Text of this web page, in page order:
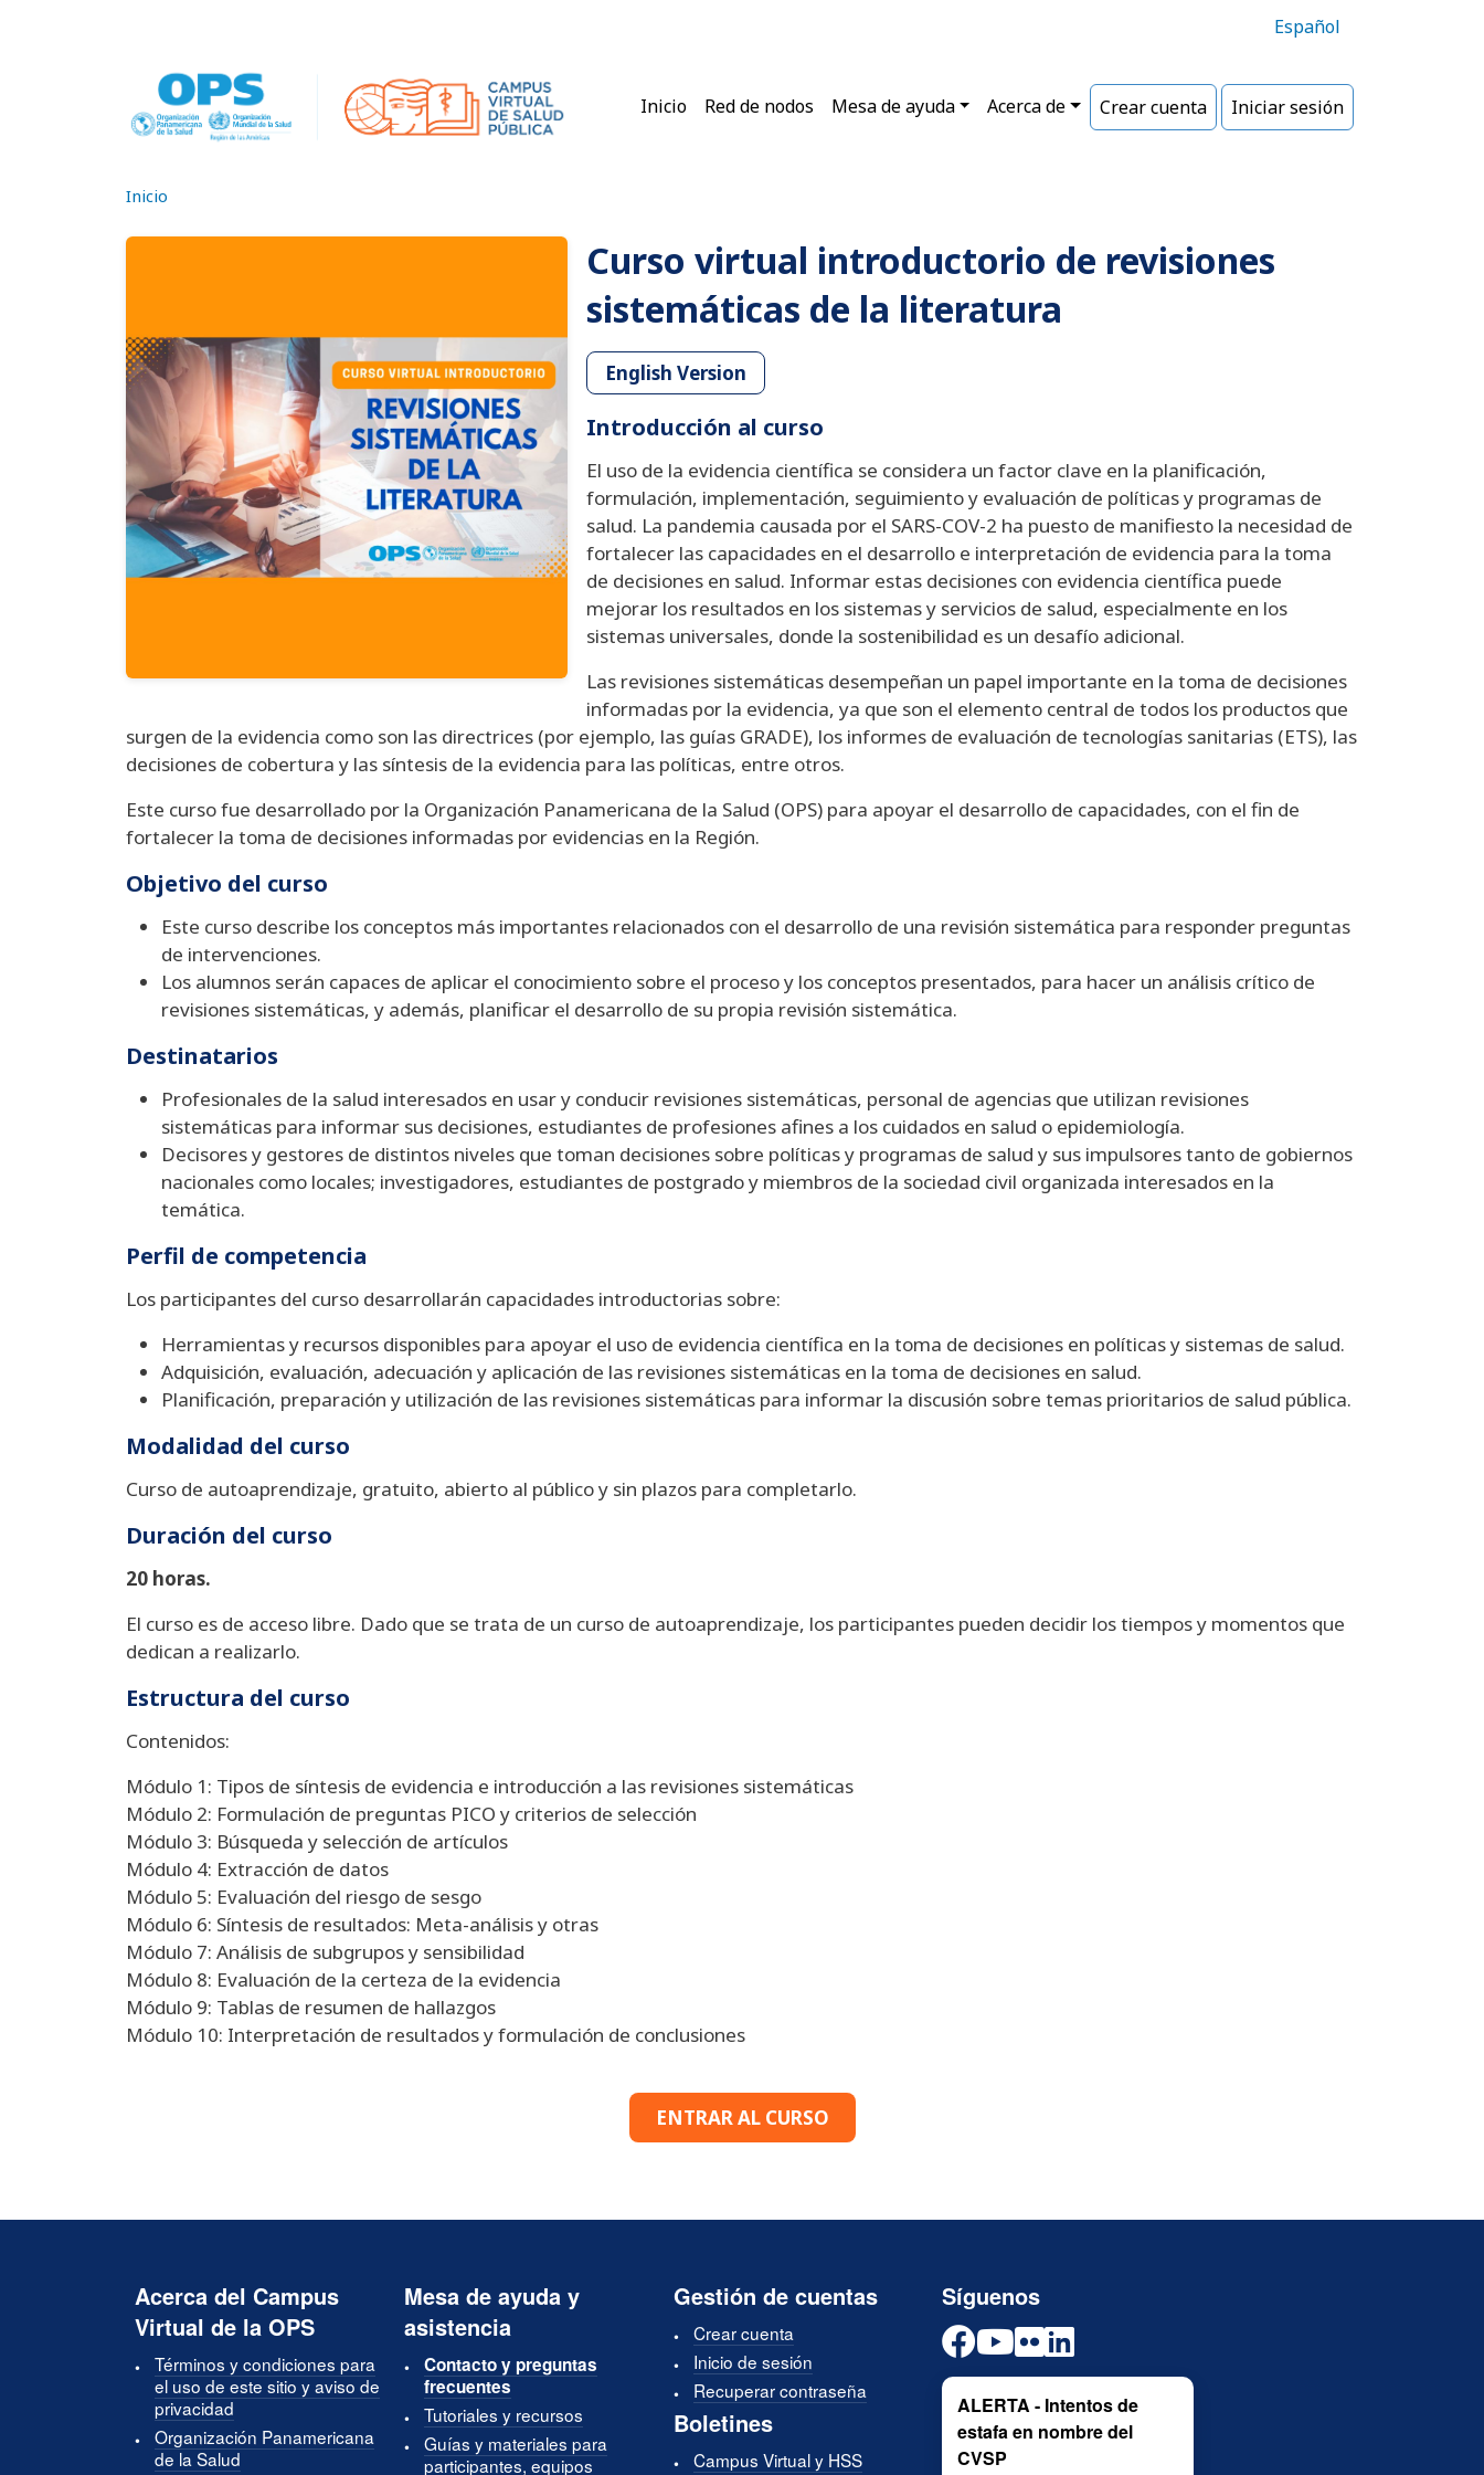
Español
Main navigation
Inicio Red de nodos Mesa de ayuda Acerca de Crear cuenta Iniciar sesión
Inicio
Curso virtual introductorio de revisiones
sistemáticas de la literatura
English Version
Introducción al curso
El uso de la evidencia científica se considera un factor clave en la planificación,
formulación, implementación, seguimiento y evaluación de políticas y programas de
salud. La pandemia causada por el SARS-COV-2 ha puesto de manifiesto la necesidad de
fortalecer las capacidades en el desarrollo e interpretación de evidencia para la toma
de decisiones en salud. Informar estas decisiones con evidencia científica puede
mejorar los resultados en los sistemas y servicios de salud, especialmente en los
sistemas universales, donde la sostenibilidad es un desafío adicional.
Las revisiones sistemáticas desempeñan un papel importante en la toma de decisiones
informadas por la evidencia, ya que son el elemento central de todos los productos que
surgen de la evidencia como son las directrices (por ejemplo, las guías GRADE), los informes de evaluación de tecnologías sanitarias (ETS), las
decisiones de cobertura y las síntesis de la evidencia para las políticas, entre otros.
Este curso fue desarrollado por la Organización Panamericana de la Salud (OPS) para apoyar el desarrollo de capacidades, con el fin de
fortalecer la toma de decisiones informadas por evidencias en la Región.
Objetivo del curso
Este curso describe los conceptos más importantes relacionados con el desarrollo de una revisión sistemática para responder preguntas
de intervenciones.
Los alumnos serán capaces de aplicar el conocimiento sobre el proceso y los conceptos presentados, para hacer un análisis crítico de
revisiones sistemáticas, y además, planificar el desarrollo de su propia revisión sistemática.
Destinatarios
Profesionales de la salud interesados en usar y conducir revisiones sistemáticas, personal de agencias que utilizan revisiones
sistemáticas para informar sus decisiones, estudiantes de profesiones afines a los cuidados en salud o epidemiología.
Decisores y gestores de distintos niveles que toman decisiones sobre políticas y programas de salud y sus impulsores tanto de gobiernos
nacionales como locales; investigadores, estudiantes de postgrado y miembros de la sociedad civil organizada interesados en la
temática.
Perfil de competencia
Los participantes del curso desarrollarán capacidades introductorias sobre:
Herramientas y recursos disponibles para apoyar el uso de evidencia científica en la toma de decisiones en políticas y sistemas de salud.
Adquisición, evaluación, adecuación y aplicación de las revisiones sistemáticas en la toma de decisiones en salud.
Planificación, preparación y utilización de las revisiones sistemáticas para informar la discusión sobre temas prioritarios de salud pública.
Modalidad del curso
Curso de autoaprendizaje, gratuito, abierto al público y sin plazos para completarlo.
Duración del curso
20 horas.
El curso es de acceso libre. Dado que se trata de un curso de autoaprendizaje, los participantes pueden decidir los tiempos y momentos que
dedican a realizarlo.
Estructura del curso
Contenidos:
Módulo 1: Tipos de síntesis de evidencia e introducción a las revisiones sistemáticas
Módulo 2: Formulación de preguntas PICO y criterios de selección
Módulo 3: Búsqueda y selección de artículos
Módulo 4: Extracción de datos
Módulo 5: Evaluación del riesgo de sesgo
Módulo 6: Síntesis de resultados: Meta-análisis y otras
Módulo 7: Análisis de subgrupos y sensibilidad
Módulo 8: Evaluación de la certeza de la evidencia
Módulo 9: Tablas de resumen de hallazgos
Módulo 10: Interpretación de resultados y formulación de conclusiones
ENTRAR AL CURSO
Acerca del Campus
Virtual de la OPS
Términos y condiciones para
el uso de este sitio y aviso de
privacidad
Organización Panamericana
de la Salud
Mesa de ayuda y
asistencia
Contacto y preguntas
frecuentes
Tutoriales y recursos
Guías y materiales para
participantes, equipos
Gestión de cuentas
Crear cuenta
Inicio de sesión
Recuperar contraseña
Boletines
Campus Virtual y HSS
Síguenos
ALERTA - Intentos de
estafa en nombre del
CVSP